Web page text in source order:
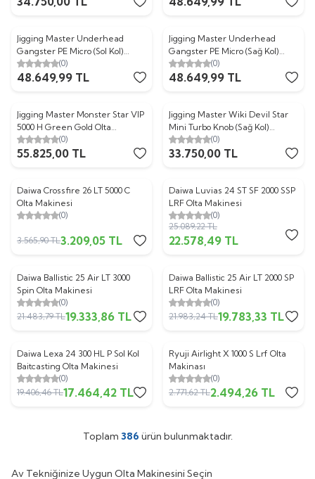
Jigging Master Underhead
Gangster PE Micro (Sol Kol)
Titanium Purple Olta Makinesi
(0)
48.649,99 TL
Jigging Master Underhead
Gangster PE Micro (Sağ Kol)
Gold Red Jig Olta Makinesi
(0)
48.649,99 TL
Jigging Master Monster Star VIP
5000 H Green Gold Olta
Makinesi (0)
55.825,00 TL
Jigging Master Wiki Devil Star
Mini Turbo Knob (Sağ Kol)
Titanium Red Jig Olta Makinesi
(0)
33.750,00 TL
%10
Daiwa Crossfire 26 LT 5000 C
Olta Makinesi
(0)
3.565,90TL3.209,05 TL
%10
Daiwa Luvias 24 ST SF 2000 SSP
LRF Olta Makinesi
(0)
25.089,22TL
22.578,49 TL
%10
Daiwa Ballistic 25 Air LT 3000
Spin Olta Makinesi
(0)
21.483,79TL19.333,86 TL
%10
Daiwa Ballistic 25 Air LT 2000 SP
LRF Olta Makinesi
(0)
21.983,24TL19.783,33 TL
%10
Daiwa Lexa 24 300 HL P Sol Kol
Baitcasting Olta Makinesi
(0)
19.406,46TL17.464,42 TL
%10
Ryuji Airlight X 1000 S Lrf Olta
Makinası
(0)
2.771,62TL2.494,26 TL
Toplam 386 ürün bulunmaktadır.
Av Tekniğinize Uygun Olta Makinesini Seçin